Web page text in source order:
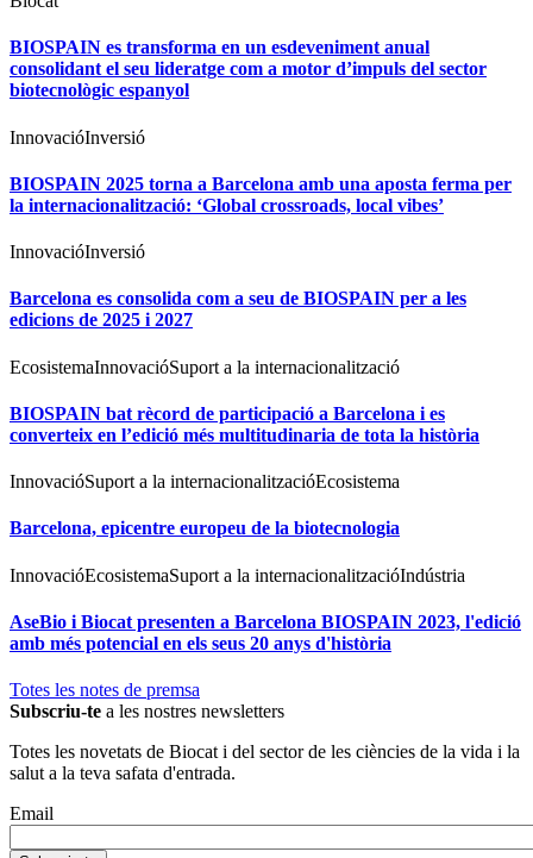
BIOSPAIN es transforma en un esdeveniment anual
consolidant el seu lideratge com a motor d’impuls del sector
biotecnològic espanyol
InnovacióInversió
BIOSPAIN 2025 torna a Barcelona amb una aposta ferma per
la internacionalització: ‘Global crossroads, local vibes’
InnovacióInversió
Barcelona es consolida com a seu de BIOSPAIN per a les
edicions de 2025 i 2027
EcosistemaInnovacióSuport a la internacionalització
BIOSPAIN bat rècord de participació a Barcelona i es
converteix en l’edició més multitudinaria de tota la història
InnovacióSuport a la internacionalitzacióEcosistema
Barcelona, epicentre europeu de la biotecnologia
InnovacióEcosistemaSuport a la internacionalitzacióIndústria
AseBio i Biocat presenten a Barcelona BIOSPAIN 2023, l'edició
amb més potencial en els seus 20 anys d'història
Totes les notes de premsa
Subscriu-te a les nostres newsletters
Totes les novetats de Biocat i del sector de les ciències de la vida i la
salut a la teva safata d'entrada.
Email